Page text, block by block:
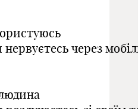
нервуєтесь через